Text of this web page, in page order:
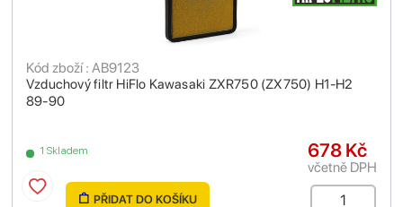
Vzduchový filtr HiFlo Kawasaki ZXR750 (ZX750) H1-H2
89-90
Kód zboží : AB9123
1 Skladem 678 Kč
včetně DPH
PŘIDAT DO KOŠÍKU